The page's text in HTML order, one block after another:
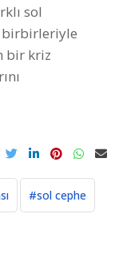
sol
birbirleriyle
bir kriz
#sol cephe